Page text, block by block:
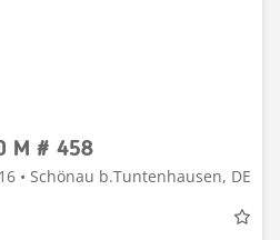
M # 458
• Schönau b.Tuntenhausen, DE